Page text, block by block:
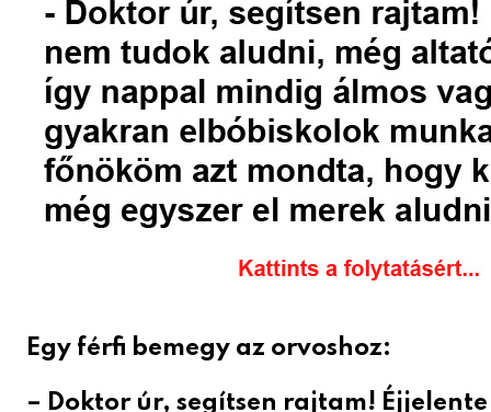
Egy férfi bemegy az orvoshoz:
– Doktor úr, segítsen rajtam!